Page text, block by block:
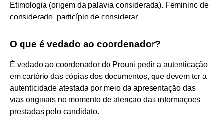
Etimologia (origem da palavra considerada). Feminino de
considerado, particípio de considerar.
O que é vedado ao coordenador?
É vedado ao coordenador do Prouni pedir a autenticação
em cartório das cópias dos documentos, que devem ter a
autenticidade atestada por meio da apresentação das
vias originais no momento de aferição das informações
prestadas pelo candidato.